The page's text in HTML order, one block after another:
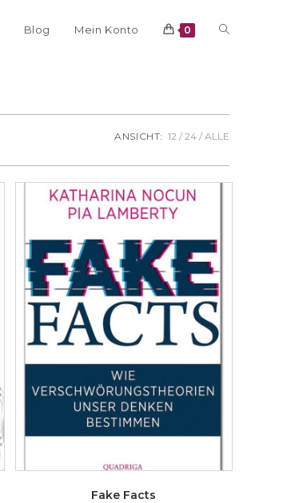
Blog Mein Konto 0
ANSICHT: 12 24 ALLE
Fake Facts